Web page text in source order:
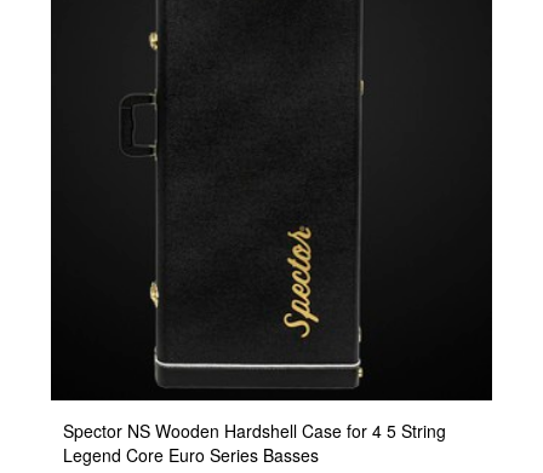
Spector NS Wooden Hardshell Case for 4 5 String
Legend Core Euro Series Basses